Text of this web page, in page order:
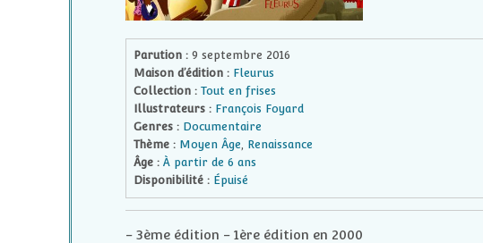
Parution : 9 septembre 2016
Maison d’édition : Fleurus
Collection : Tout en frises
Illustrateurs : François Foyard
Genres : Documentaire
Thème : Moyen Âge, Renaissance
Âge :À partir de 6 ans
Disponibilité : Épuisé
- 3ème édition - 1ère édition en 2000